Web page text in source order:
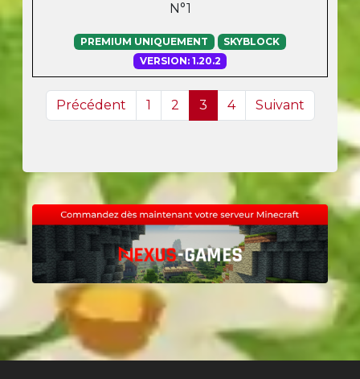
N°1
PREMIUM UNIQUEMENT
SKYBLOCK
VERSION: 1.20.2
Précédent 1 2 3 4 Suivant